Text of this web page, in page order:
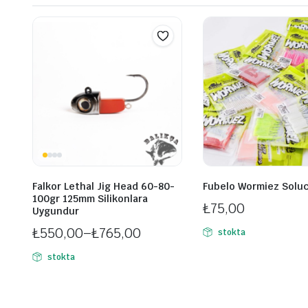
Falkor Lethal Jig Head 60-80-
100gr 125mm Silikonlara
Uygundur
₺550,00–₺765,00
Fiyat
aralığı:
stokta
Fubelo Wormiez
₺75,00
stokta